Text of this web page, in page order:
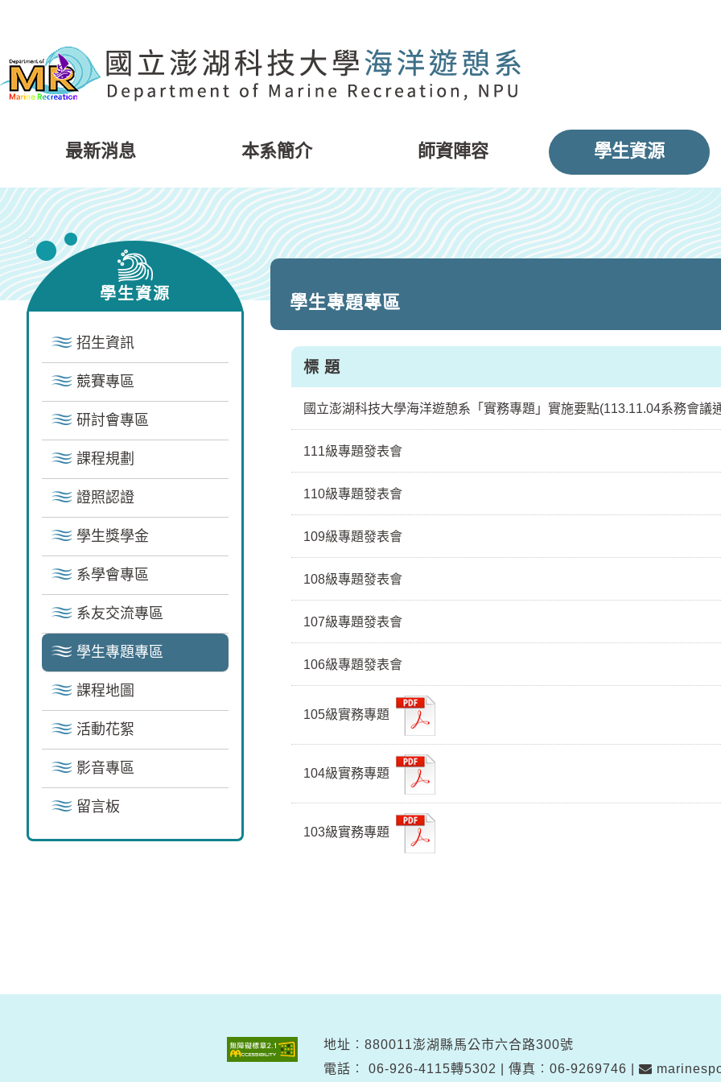
要
內
最新消息 本系簡介 師資陣容 學生資源
:::
學生資源
招生資訊
競賽專區
研討會專區
課程規劃
證照認證
學生獎學金
系學會專區
系友交流專區
學生專題專區
課程地圖
活動花絮
影音專區
留言板
學生專題專區
標 題
國立澎湖科技大學海洋遊憩系「實務專題」實施要點(113.11.04系務會議
111級專題發表會
110級專題發表會
109級專題發表會
108級專題發表會
107級專題發表會
106級專題發表會
105級實務專題
104級實務專題
103級實務專題
地址︰880011澎湖縣馬公市六合路300號
電話︰ 06-926-4115轉5302 傳真︰06-9269746